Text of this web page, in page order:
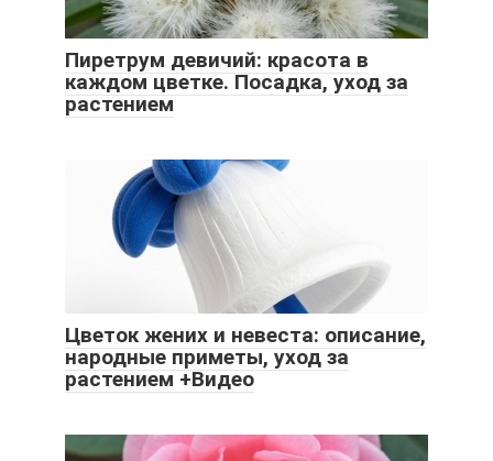
Пиретрум девичий: красота в
каждом цветке. Посадка, уход за
растением
Цветок жених и невеста: описание,
народные приметы, уход за
растением +Видео